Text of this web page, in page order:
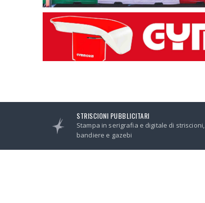
STRISCIONI PUBBLICITARI
Stampa in serigrafia e digitale di striscioni,
bandiere e gazebi